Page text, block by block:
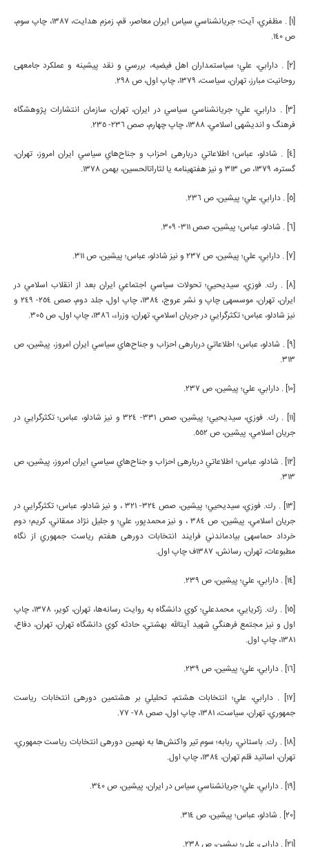
[1] . مظفري، آيت؛ جريان­شناسي سياس ايران معاصر، قم، زمزم هدايت، 1387، چاپ سوم،
ص 140.
[2] . دارابي، علي؛ سياستمداران اهل فيضيه، بررسي و نقد پيشينه و عملكرد جامعه­ی
روحانيت مبارز، تهران، سياست، 1379، چاپ اول، ص 298.
[3] . دارابي، علي؛ جريان­شناسي سياسي در ايران، تهران، سازمان انتشارات پژوهشگاه
فرهنگ و انديشه­ی اسلامي، 1388، چاپ چهارم، صص 236- 235.
[4] . شادلو، عباس؛ اطلاعاتي درباره­ی احزاب و جناح‌هاي سياسي ايران امروز، تهران،
گستره، 1379، ص 313 و نیز هفته­ی­نامه يا لثارات­الحسين، بهمن 1378.
[5] . دارابي، علي؛ پيشين، ص 236.
[6] . شادلو، عباس؛ پيشين، صص 311- 309.
[7] . دارابي، علي؛ پيشين، ص 237 و نیز شادلو، عباس؛ پيشين، ص 311.
[8] . رك. فوزي، سيديحيي؛ تحولات سياسي اجتماعي ايران بعد از انقلاب اسلامي در
ايران، تهران، موسسه­ی چاپ و نشر عروج، 1384، چاپ اول، جلد دوم، صص 254- 249 و
نیز شادلو، عباس؛ تكثرگرايي در جريان اسلامي، تهران، وزراء، 1386، چاپ اول، ص 305.
[9] . شادلو، عباس؛ اطلاعاتي درباره­ی احزاب و جناح‌هاي سياسي ايران امروز، پيشين، ص
313.
[10] . دارابي، علي؛ پيشين، ص 237.
[11] . رك. فوزي، سيديحيي؛ پيشين، صص 331- 324 و نیز شادلو، عباس؛ تكثرگرايي در
جريان اسلامي، پيشين، ص 552.
[12] . شادلو، عباس؛ اطلاعاتي درباره­ی احزاب و جناح‌هاي سياسي ايران امروز، پيشين، ص
313.
[13] . رك. فوزي، سيديحيي؛ پيشين، صص 324- 321 ، و نیز شادلو، عباس؛ تكثرگرايي در
جريان اسلامي، پيشين، ص 384 ، و نیز محمدپور، علي؛ و جليل نژاد ممقاني، كريم؛ دوم
خرداد حماسه­ی بيادماندني فرايند انتخابات دوره­ی هفتم رياست جمهوري از نگاه
مطبوعات، تهران، رسانش، 1387ف چاپ اول.
[14] . دارابي، علي؛ پيشين، ص 239.
[15] . رك. زكريايي، محمدعلي؛ كوي دانشگاه به روايت رسانه‌ها، تهران، كوير، 1378، چاپ
اول و نیز مجتمع فرهنگي شهيد آيت­الله بهشتي، حادثه كوي دانشگاه تهران، تهران، دفاع،
1381، چاپ اول.
[16] . دارابي، علي؛ پيشين، ص 239.
[17] . دارابي، علي؛ انتخابات هشتم، تحليلي بر هشتمين دوره­ی انتخابات رياست
جمهوري، تهران، سياست، 1381، چاپ اول، صص 78- 77.
[18] . رك. باستاني، ربابه؛ سوم تير واكنش‌ها به نهمين دوره­ی انتخابات رياست جمهوري،
تهران، اساتيد قلم تهران، 1384، چاپ اول.
[19] . دارابي، علي؛ جريان­شناسي سياس در ايران، پيشين، ص 340.
[20] . شادلو، عباس؛ پيشين، ص 314.
[21] . دارابي، علي؛ پيشين، ص 238.